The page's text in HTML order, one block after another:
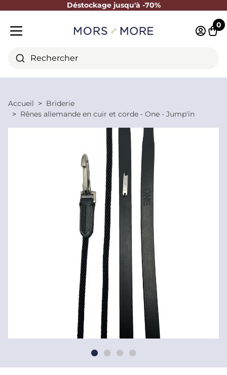
Déstockage jusqu'à -70%
Fermer
Rechercher
0
Accueil
Briderie
Rênes allemande en cuir et corde - One - Jump'in